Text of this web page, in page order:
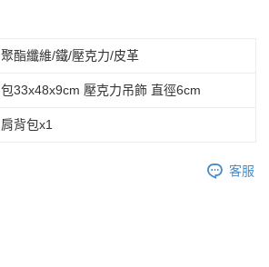
聚酯纖維/鐵/壓克力/皮革
包33x48x9cm 壓克力吊飾 直徑6cm
肩背包x1
客服